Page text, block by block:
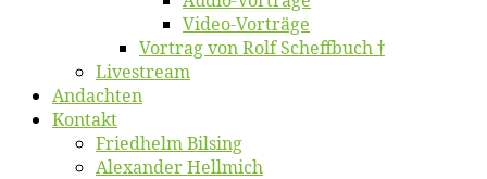
Vi­deo-Vor­trä­ge
Vor­trag von Rolf Scheffbuch †
Live­stream
An­dach­ten
Kon­takt
Fried­helm Bilsing
Alex­an­der Hellmich